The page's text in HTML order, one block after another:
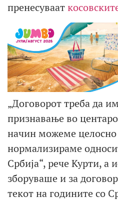
пренесуваат
„Договорот треба да
признавање во
начин можеме целосно
нормализираме
Србија“, рече Курти, а
зборуваше и за
текот на годините со